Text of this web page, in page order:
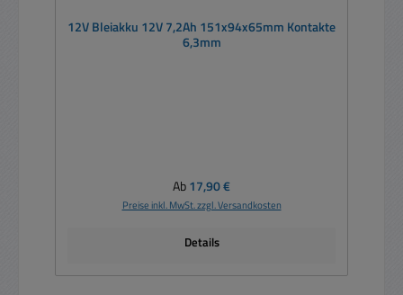
12V Bleiakku 12V 7,2Ah 151x94x65mm Kontakte
6,3mm
Regulärer Preis:
Ab17,90 €
Preise inkl. MwSt. zzgl. Versandkosten
Details